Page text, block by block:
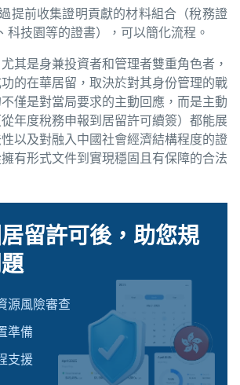
提前收集證明貢獻的材料組合（稅務證
科技園等的證書），可以簡化流程。
其是身兼投資者和管理者雙重角色者，
的在華居留，取決於對其身份管理的戰
僅是對當局要求的主動回應，而是主動
年度稅務申報到居留許可續簽）都能展
以及對融入中國社會經濟結構程度的證
有形式文件到實現穩固且有保障的合法
留許可後，助您規
源風險審查
準備
支援